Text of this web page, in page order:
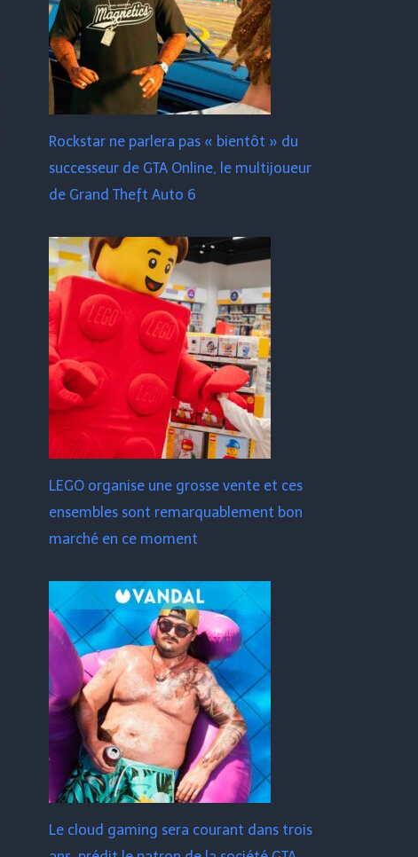
Rockstar ne parlera pas « bientôt » du
successeur de GTA Online, le multijoueur
de Grand Theft Auto 6
LEGO organise une grosse vente et ces
ensembles sont remarquablement bon
marché en ce moment
Le cloud gaming sera courant dans trois